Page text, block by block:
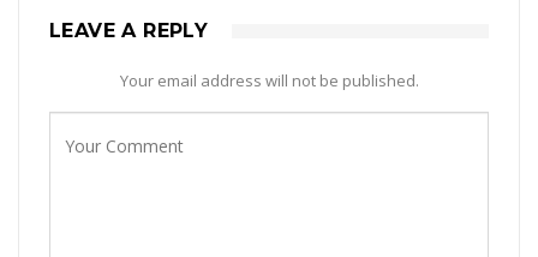
LEAVE A REPLY
Your email address will not be published.